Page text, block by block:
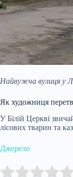
Найвужча вулиця у
Як художниця
У Білій Церкві
лісових тварин та
Джерело
Rate this item: